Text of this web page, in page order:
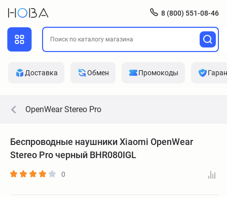
8 (800) 551-08-46
Доставка Обмен Промокоды
OpenWear Stereo Pro
Беспроводные наушники Xiaomi OpenWear
Stereo Pro черный BHR080IGL
0